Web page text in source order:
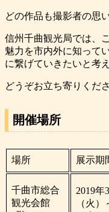
どの作品も撮影者の思
信州千曲観光局では、
魅力を市内外に知って
に繋げていきたいと考
どうぞお立ち寄りくださ
開催場所
場所 展示期
千曲市総合
観光会館
2019年
（火）